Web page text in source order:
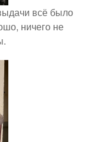
всё было
ничего не